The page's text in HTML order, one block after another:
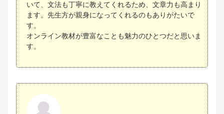
いて、文法も丁寧に教えてくれるため、文章力も高まり
ます。先生方が親身になってくれるのもありがたいで
す。
オンライン教材が豊富なことも魅力のひとつだと思いま
す。